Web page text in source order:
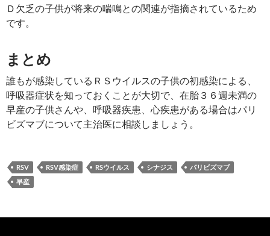
Ｄ欠乏の子供が将来の喘鳴との関連が指摘されているため
です。
まとめ
誰もが感染しているＲＳウイルスの子供の初感染による、
呼吸器症状を知っておくことが大切で、在胎３６週未満の
早産の子供さんや、呼吸器疾患、心疾患がある場合はパリ
ビズマブについて主治医に相談しましょう。
RSV RSV感染症 RSウイルス シナジス
パリビズマブ
早産